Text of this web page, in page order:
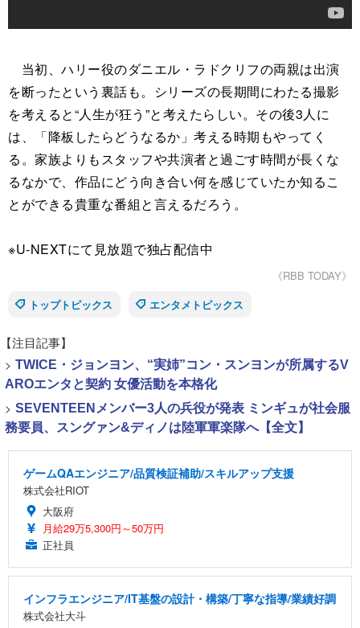
当初、ハリー役のダニエル・ラドクリフの両親は出演
を断ったという裏話も。シリーズの長期間にわたる撮影
を考えると“人生が狂う”と考えたらしい。その後3人に
は、「降板したらどうなるか」考える時期もやってく
る。家族よりもスタッフや共演者と過ごす時間が長くな
るなかで、作品にどう向き合い何を感じていたか知るこ
とができる貴重な番組と言えるだろう。
※U-NEXTにて見放題で独占配信中
《RBB TODAY》
トップトピックス
エンタメトピックス
【注目記事】
> TWICE・ジョンヨン、“実姉”コン・スンヨンが所属するV
AROエンタと契約 女優活動を本格化
> SEVENTEENメンバー3人の兵役が発表 ミンギュが社会服
務要員、スングァン&ディノは陸軍軍楽隊へ【全文】
ゲームQAエンジニア/品質検証補助/スキルアップ支援
株式会社RIOT
大阪府
月給29万5,300円～50万円
正社員
インフラエンジニア/IT基盤の設計・構築/丁寧な指導/業績好調
株式会社大斗